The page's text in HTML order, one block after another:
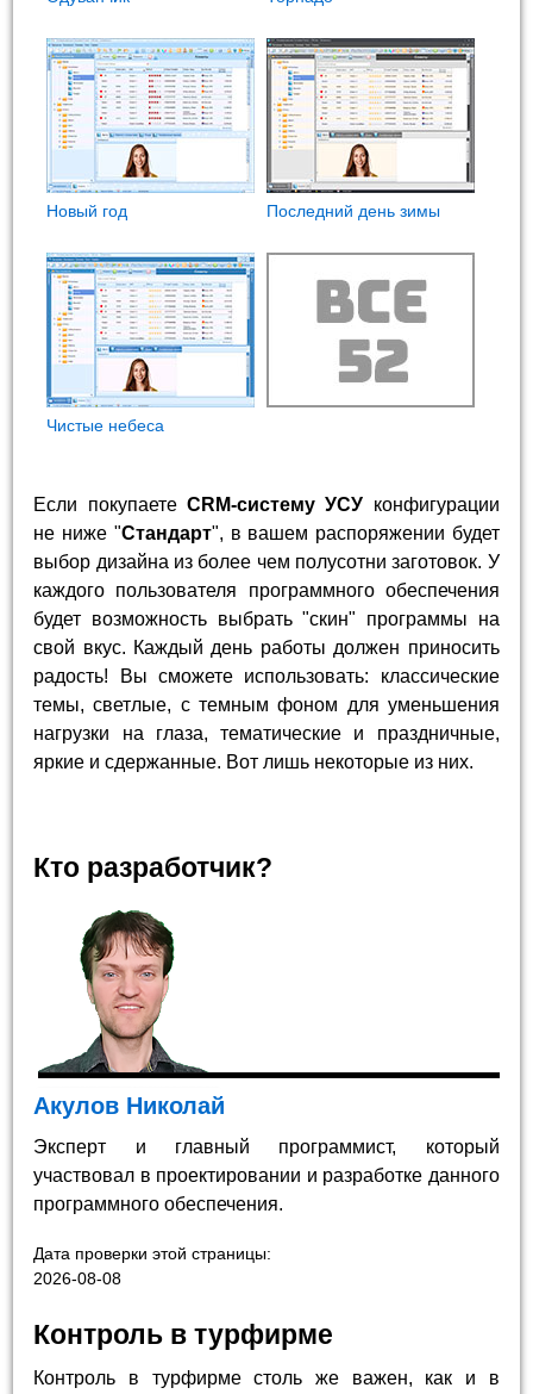
Новый год Последний день зимы
Чистые небеса
Если покупаете CRM-систему УСУ конфигурации
не ниже "Стандарт", в вашем распоряжении будет
выбор дизайна из более чем полусотни заготовок. У
каждого пользователя программного обеспечения
будет возможность выбрать "скин" программы на
свой вкус. Каждый день работы должен приносить
радость! Вы сможете использовать: классические
темы, светлые, с темным фоном для уменьшения
нагрузки на глаза, тематические и праздничные,
яркие и сдержанные. Вот лишь некоторые из них.
Кто разработчик?
Акулов Николай
Эксперт и главный программист, который
участвовал в проектировании и разработке данного
программного обеспечения.
Дата проверки этой страницы:
2026-08-08
Контроль в турфирме
Контроль в турфирме столь же важен, как и в